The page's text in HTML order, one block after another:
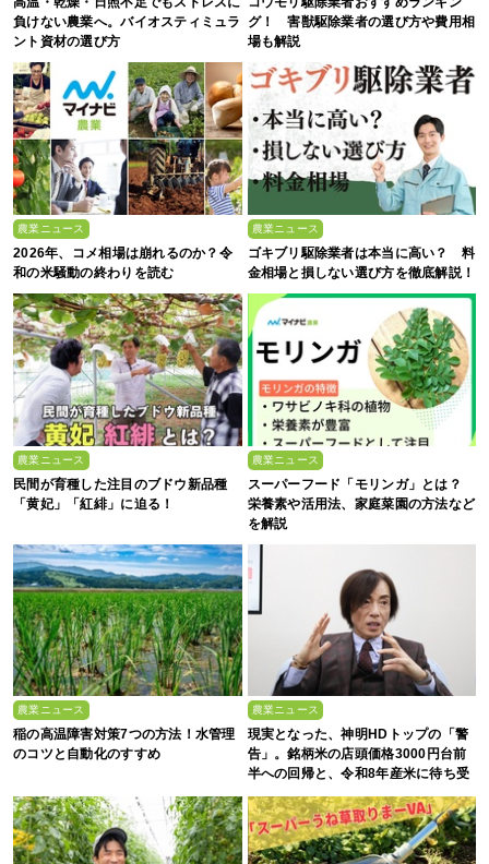
負けない農業へ。バイオスティミュラ
ント資材の選び方
グ！ 害獣駆除業者の選び方や費用相
場も解説
農業ニュース
2026年、コメ相場は崩れるのか？令
和の米騒動の終わりを読む
農業ニュース
ゴキブリ駆除業者は本当に高い？ 料
金相場と損しない選び方を徹底解説！
農業ニュース
民間が育種した注目のブドウ新品種
「黄妃」「紅緋」に迫る！
農業ニュース
スーパーフード「モリンガ」とは？
栄養素や活用法、家庭菜園の方法など
を解説
農業ニュース
稲の高温障害対策7つの方法！水管理
のコツと自動化のすすめ
農業ニュース
現実となった、神明HDトップの「警
告」。銘柄米の店頭価格3000円台前
半への回帰と、令和8年産米に待ち受
ける“大暴落”の可能性